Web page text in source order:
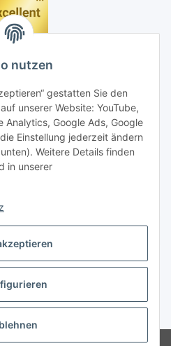
nutzen
gestatten Sie den
unserer Website: YouTube,
Analytics, Google Ads, Google
Einstellung jederzeit ändern
Weitere Details finden
in unserer
widerrufen
zzgl.Versand